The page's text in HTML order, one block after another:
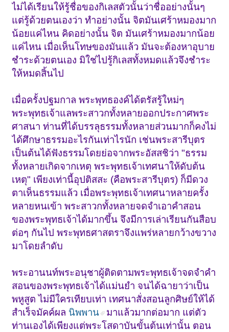
ไม่ได้เรียนให้รู้ชื่อของกิเลสตัวนั้นว่าชื่ออย่างนั้นๆ
แต่รู้ด้วยตนเองว่า ทำอย่างนั้น จิตมันเศร้าหมองมาก
น้อยแค่ไหน คิดอย่างนั้น จิต มันเศร้าหมองมากน้อย
แค่ไหน เมื่อเห็นโทษของมันแล้ว มันจะต้องหาอุบาย
ชำระด้วยตนเอง มิใช่ไปรู้กิเลสทั้งหมดแล้วจึงชำระ
ให้หมดสิ้นไป
เมื่อครั้งปฐมกาล พระพุทธองค์ได้ตรัสรู้ใหม่ๆ
พระพุทธเจ้าแลพระสาวกทั้งหลายออกประกาศพระ
ศาสนา ท่านที่ได้บรรลุธรรมทั้งหลายส่วนมากก็คงไม่
ได้ศึกษาธรรมอะไรกันเท่าไรนัก เช่นพระสารีบุตร
เป็นต้นได้ฟังธรรมโดยย่อจากพระอัสสชิว่า "ธรรม
ทั้งหลายเกิดจากเหตุ พระพุทธเจ้าเทศนาให้ดับต้น
เหตุ" เพียงเท่านี้อุปติสสะ (คือพระสารีบุตร) ก็มีดวง
ตาเห็นธรรมแล้ว เมื่อพระพุทธเจ้าเทศนาหลายครั้ง
หลายหนเข้า พระสาวกทั้งหลายจดจำเอาคำสอน
ของพระพุทธเจ้าได้มากขึ้น จึงมีการเล่าเรียนกันสือบ
ต่อๆ กันไป พระพุทธศาสตราจึงแพร่หลายกว้างขวาง
มาโดยลำดับ
พระอานนท์พระอนุชาผู้ติดตามพระพุทธเจ้าจดจำคำ
สอนของพระพุทธเจ้าได้แม่นยำ จนได้ฉายาว่าเป็น
พหูสูต ไม่มีใครเทียบเท่า เทศนาสั่งสอนลูกศิษย์ให้ได้
สำเร็จมัคค์ผล นิพพาน
มาแล้วมากต่อมาก แต่ตัว
ท่านเองได้เพียงแต่พระโสดาบันขั้นต้นเท่านั้น ตอน